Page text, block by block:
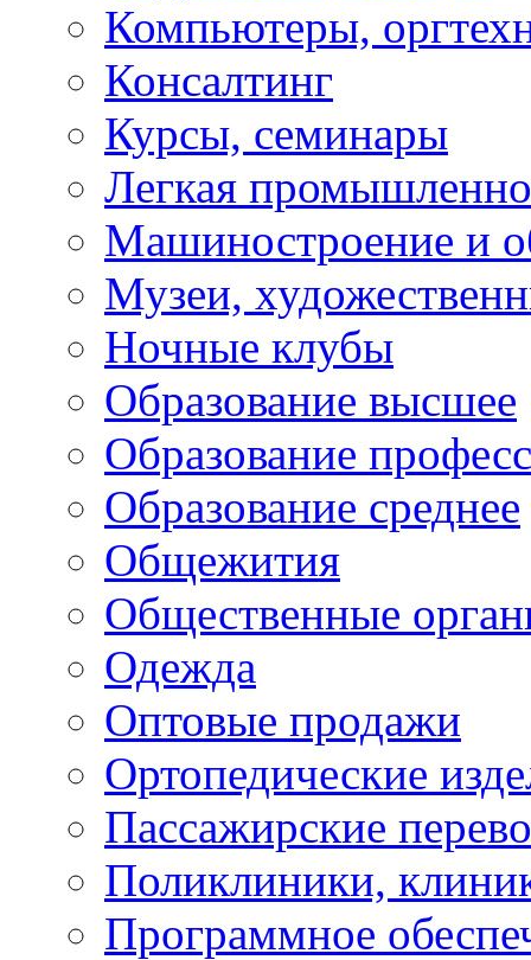
Компьютеры,
Консалтинг
Курсы, семинары
Легкая
Машиностроение и
Музеи,
Ночные клубы
Образование высшее
Образование
Образование среднее
Общежития
Общественные
Одежда
Оптовые продажи
Ортопедические
Пассажирские
Поликлиники,
Программное